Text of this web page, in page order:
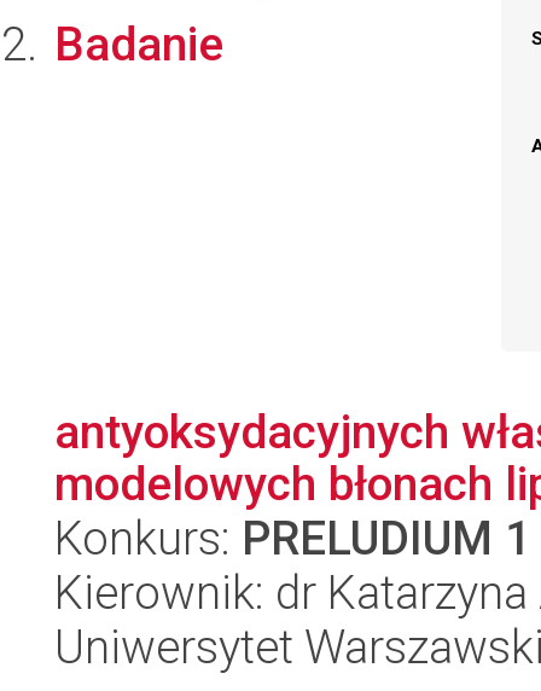
Badanie
antyoksydacyjnych
modelowych błonach
Konkurs: PRELUDIUM 1
Kierownik: dr
Uniwersytet